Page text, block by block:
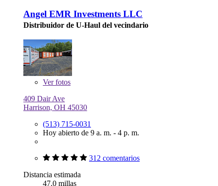
Angel EMR Investments LLC
Distribuidor de U-Haul del vecindario
Verfotos
409 Dair Ave
Harrison, OH 45030
(513) 715-0031
Hoy abierto de 9 a. m. - 4 p. m.
312 comentarios
Distancia estimada
47.0 millas